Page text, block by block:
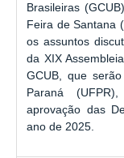
Brasileiras
Feira de Santana
os assuntos
da XIX
GCUB, que
Paraná
aprovação das
ano de 2025.